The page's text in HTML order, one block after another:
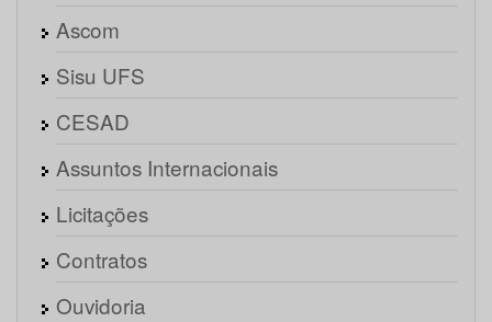
Ascom
Sisu UFS
CESAD
Assuntos Internacionais
Licitações
Contratos
Ouvidoria